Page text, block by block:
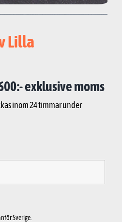
Lilla
exklusive moms
inom 24 timmar under
Sverige.